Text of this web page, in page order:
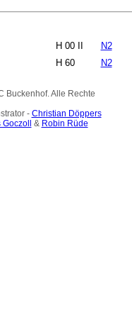
H 00 II
N2
H 60
N2
Buckenhof. Alle Rechte
- Christian Döppers
& Robin Rüde